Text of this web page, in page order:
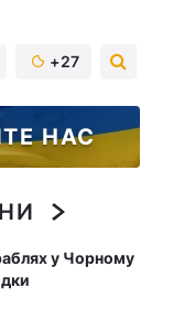
+27
НАС
у Чорному